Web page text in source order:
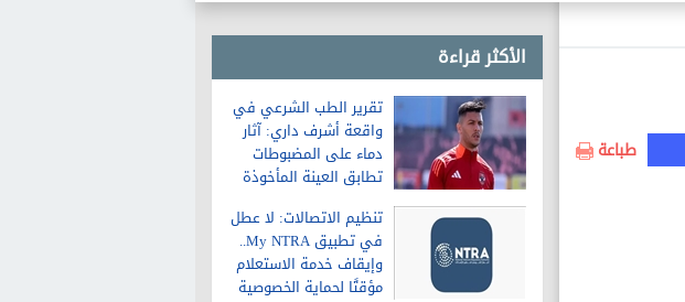
الأكثر قراءة
تقرير الطب الشرعي في
واقعة أشرف داري: آثار
دماء على المضبوطات
تطابق العينة المأخوذة
تنظيم الاتصالات: لا عطل
في تطبيق My NTRA..
وإيقاف خدمة الاستعلام
مؤقتًا لحماية الخصوصية
طباعة